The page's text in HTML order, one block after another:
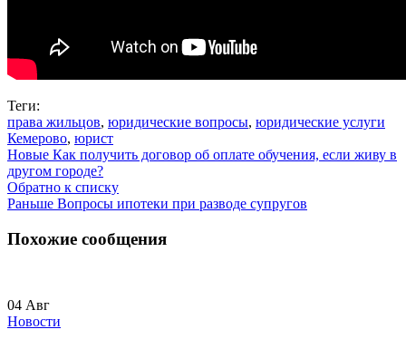
Теги:
права жильцов, юридические вопросы, юридические услуги
Кемерово, юрист
Новые Как получить договор об оплате обучения, если живу в
другом городе?
Обратно к списку
Раньше Вопросы ипотеки при разводе супругов
Похожие сообщения
04 Авг
Новости